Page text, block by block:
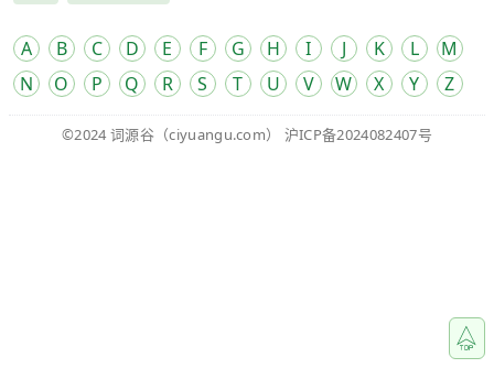
A B C D E F G H I J K L
M
N
O P Q R S T U V W X Y Z
©2024 词源谷 （ciyuangu.com） 沪ICP备2024082407号